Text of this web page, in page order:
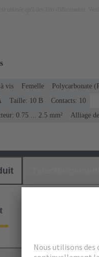
vis Femelle Polycarbonate
Taille: 10 B
Contacts: 10
0.75 ... 2.5 mm²
Alliage